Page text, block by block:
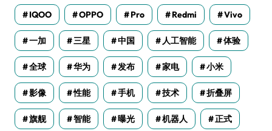
IQOO OPPO Pro Redmi Vivo
一加 三星 中国 人工智能 体验
全球 华为 发布 家电 小米
影像 性能 手机 技术 折叠屏
旗舰 智能 曝光 机器人 正式